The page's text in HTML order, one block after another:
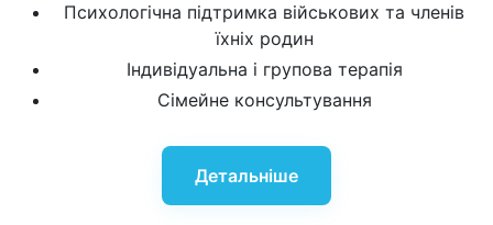
Психологічна підтримка військових та членів
їхніх родин
Індивідуальна і групова терапія
Сімейне консультування
Детальніше